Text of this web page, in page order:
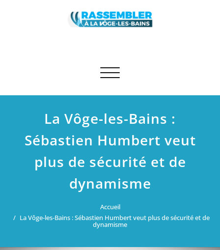
Afficher/masquer la navigation
La Vôge-les-Bains :
Sébastien Humbert veut
plus de sécurité et de
dynamisme
Accueil
La Vôge-les-Bains : Sébastien Humbert veut plus de sécurité et de
dynamisme